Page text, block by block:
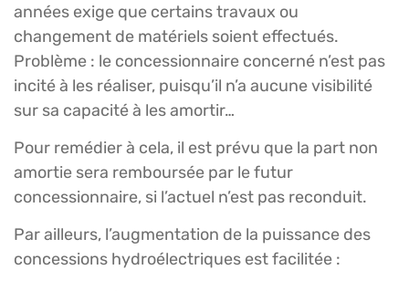
années exige que certains travaux ou
changement de matériels soient effectués.
Problème : le concessionnaire concerné n’est pas
incité à les réaliser, puisqu’il n’a aucune visibilité
sur sa capacité à les amortir…
Pour remédier à cela, il est prévu que la part non
amortie sera remboursée par le futur
concessionnaire, si l’actuel n’est pas reconduit.
Par ailleurs, l’augmentation de la puissance des
concessions hydroélectriques est facilitée :